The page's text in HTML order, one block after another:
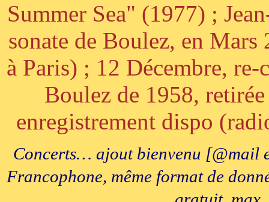
Summer Sea" (1977) ;
sonate de Boulez, en
à Paris) ; 12 Décembre,
Boulez de 1958,
enregistrement dispo
Concerts… ajout bienvenu [@mail
Francophone, même format de